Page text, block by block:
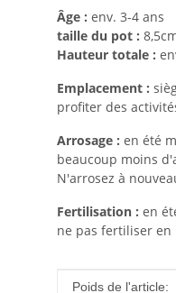
Âge : env. 3-4 ans
taille du pot :
Hauteur totale :
Emplacement :
profiter des
Arrosage : en été
beaucoup moins
N'arrosez à
Fertilisation : en
ne pas fertiliser en
Poids de l'article: